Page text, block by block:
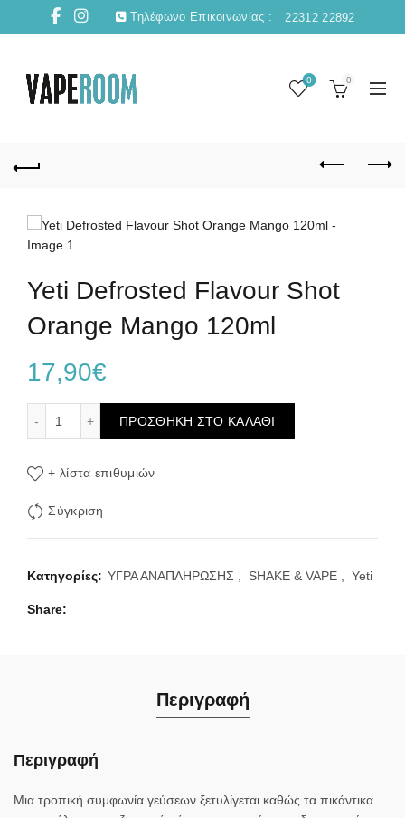
Τηλέφωνο Επικοινωνίας : 22312 22892
0 0
Yeti Defrosted Flavour Shot
Orange Mango 120ml
17,90€
ΠΡΟΣΘΉΚΗ ΣΤΟ ΚΑΛΆΘΙ
+ λίστα επιθυμιών
Σύγκριση
Κατηγορίες: ΥΓΡΑ ΑΝΑΠΛΗΡΩΣΗΣ SHAKE & VAPE Yeti
Share
Περιγραφή
Περιγραφή
Μια τροπική συμφωνία γεύσεων ξετυλίγεται καθώς τα πικάντικα